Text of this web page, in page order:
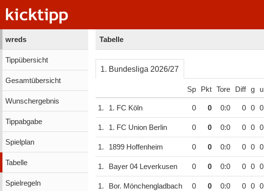
wreds
Tippübersicht
Gesamtübersicht
Wunschergebnis
Tippabgabe
Spielplan
Tabelle
Spielregeln
Tabelle
1. Bundesliga 2026/27
Sp Pkt Tore Diff g u
1. 1. FC Köln 0 0 0:0 0 0 0
1. 1. FC Union Berlin 0 0 0:0 0 0 0
1. 1899 Hoffenheim 0 0 0:0 0 0 0
1. Bayer 04 Leverkusen 0 0 0:0 0 0 0
1. Bor. Mönchengladbach 0 0 0:0 0 0 0